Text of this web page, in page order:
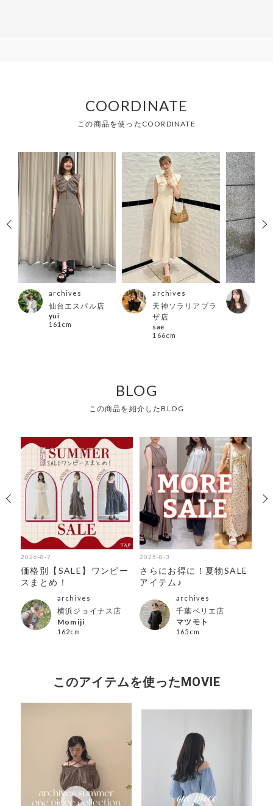
COORDINATE
この商品を使ったCOORDINATE
archives
仙台エスパル店
yui
161cm
archives
天神ソラリアプラ
ザ店
sae
166cm
BLOG
この商品を紹介したBLOG
2026-8-7
価格別【SALE】ワンピー
スまとめ！
archives
横浜ジョイナス店
Momiji
162cm
2025-8-3
さらにお得に！夏物SALE
アイテム♪
archives
千葉ペリエ店
マツモト
165cm
このアイテムを使ったMOVIE